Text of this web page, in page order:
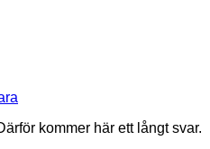
kommer här ett långt svar.